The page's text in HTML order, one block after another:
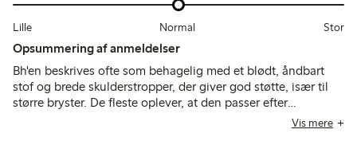
Lille Normal Stor
Opsummering af anmeldelser
Bh'en beskrives ofte som behagelig med et blødt, åndbart
stof og brede skulderstropper, der giver god støtte, især til
større bryster. De fleste oplever, at den passer efter
størrelsen, selvom nogle bemærker, at den strækker sig ved
Vis mere